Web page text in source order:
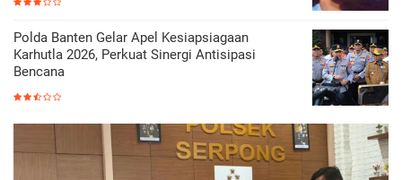
Polda Banten Gelar Apel Kesiapsiagaan
Karhutla 2026, Perkuat Sinergi Antisipasi
Bencana